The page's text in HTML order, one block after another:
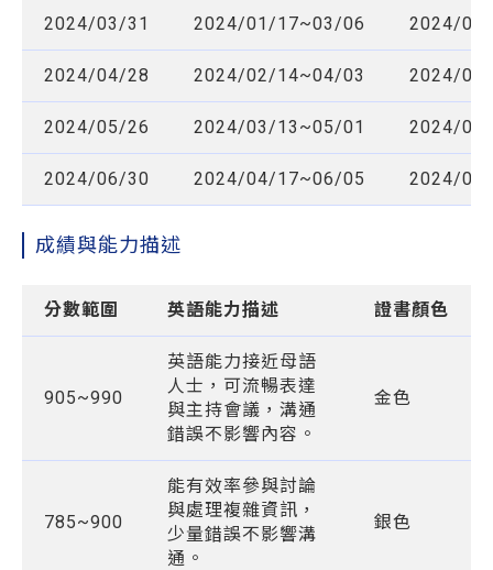
2024/03/31 2024/01/17~03/06 2024/
2024/04/28 2024/02/14~04/03 2024/
2024/05/26 2024/03/13~05/01 2024/
2024/06/30 2024/04/17~06/05 2024/
成績與能力描述
分數範圍 英語能力描述 證書顏色
905~990
英語能力接近母語
人士，可流暢表達
與主持會議，溝通
錯誤不影響內容。
金色
785~900
能有效率參與討論
與處理複雜資訊，
少量錯誤不影響溝
通。
銀色